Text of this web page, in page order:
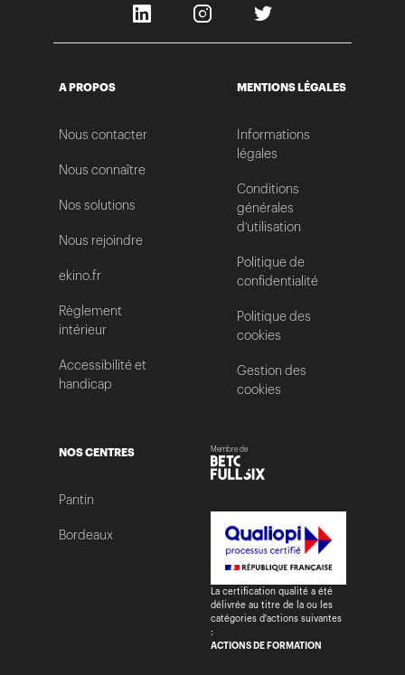
A PROPOS
Nous contacter
Nous connaître
Nos solutions
Nous rejoindre
ekino.fr
Règlement
intérieur
Accessibilité et
handicap
MENTIONS LÉGALES
Informations
légales
Conditions
générales
d’utilisation
Politique de
confidentialité
Politique des
cookies
Gestion des
cookies
NOS CENTRES
Pantin
Bordeaux
Membre de
La certification qualité a été
délivrée au titre de la ou les
catégories d'actions suivantes
:
ACTIONS DE FORMATION